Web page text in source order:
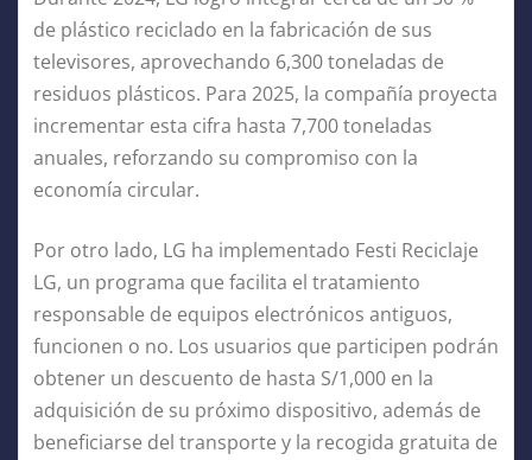
de plástico reciclado en la fabricación de sus
televisores, aprovechando 6,300 toneladas de
residuos plásticos. Para 2025, la compañía proyecta
incrementar esta cifra hasta 7,700 toneladas
anuales, reforzando su compromiso con la
economía circular.
Por otro lado, LG ha implementado Festi Reciclaje
LG, un programa que facilita el tratamiento
responsable de equipos electrónicos antiguos,
funcionen o no. Los usuarios que participen podrán
obtener un descuento de hasta S/1,000 en la
adquisición de su próximo dispositivo, además de
beneficiarse del transporte y la recogida gratuita de